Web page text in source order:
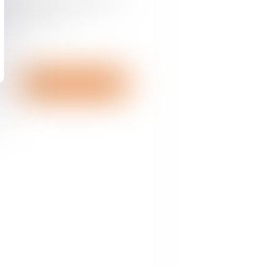
créatif et